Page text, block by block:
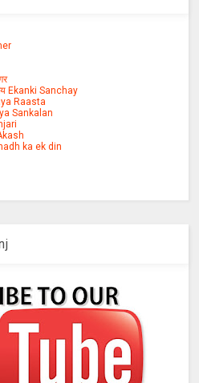
Ekanki Sanchay
Raasta
Sankalan
ka ek din